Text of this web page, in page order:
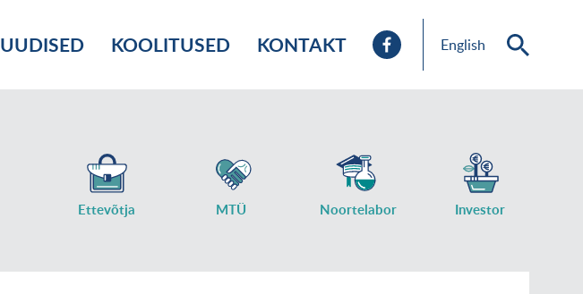
UUDISED KOOLITUSED KONTAKT English
Ettevõtja MTÜ Noortelabor Investor